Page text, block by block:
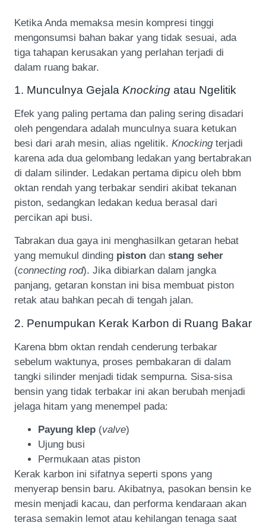
Ketika Anda memaksa mesin kompresi tinggi
mengonsumsi bahan bakar yang tidak sesuai, ada
tiga tahapan kerusakan yang perlahan terjadi di
dalam ruang bakar.
1. Munculnya Gejala Knocking atau Ngelitik
Efek yang paling pertama dan paling sering disadari
oleh pengendara adalah munculnya suara ketukan
besi dari arah mesin, alias ngelitik. Knockingterjadi
karena ada dua gelombang ledakan yang bertabrakan
di dalam silinder. Ledakan pertama dipicu oleh bbm
oktan rendah yang terbakar sendiri akibat tekanan
piston, sedangkan ledakan kedua berasal dari
percikan api busi.
Tabrakan dua gaya ini menghasilkan getaran hebat
yang memukul dinding piston dan stang seher
(connecting rod). Jika dibiarkan dalam jangka
panjang, getaran konstan ini bisa membuat piston
retak atau bahkan pecah di tengah jalan.
2. Penumpukan Kerak Karbon di Ruang Bakar
Karena bbm oktan rendah cenderung terbakar
sebelum waktunya, proses pembakaran di dalam
tangki silinder menjadi tidak sempurna. Sisa-sisa
bensin yang tidak terbakar ini akan berubah menjadi
jelaga hitam yang menempel pada:
Payung klep (valve)
Ujung busi
Permukaan atas piston
Kerak karbon ini sifatnya seperti spons yang
menyerap bensin baru. Akibatnya, pasokan bensin ke
mesin menjadi kacau, dan performa kendaraan akan
terasa semakin lemot atau kehilangan tenaga saat